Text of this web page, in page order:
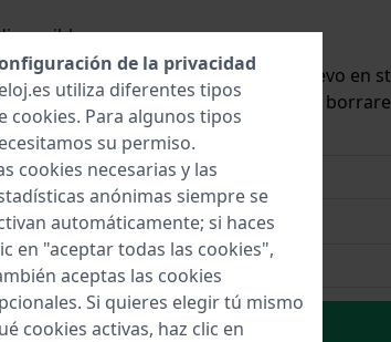
cuando lo tengamos de nuevo en
Inmediatamente después, la
La lista de deseos
de la privacidad
utiliza diferentes tipos
cookies. Para algunos tipos
su permiso.
cookies necesarias y las
anónimas siempre se
automáticamente; si haces
en "aceptar todas las cookies",
aceptas las cookies
Si quieres elegir tú mismo
cookies activas, haz clic en